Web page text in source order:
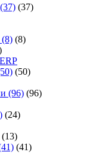
(37) (37)
(8) (8)
(50)
(96) (96)
(24)
(13)
(41)